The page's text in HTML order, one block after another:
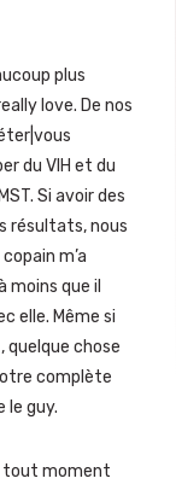
plus
love. De nos
du VIH et du
Si avoir des
résultats, nous
m’a
moins que il
elle. Même si
quelque chose
complète
le guy.
tout moment